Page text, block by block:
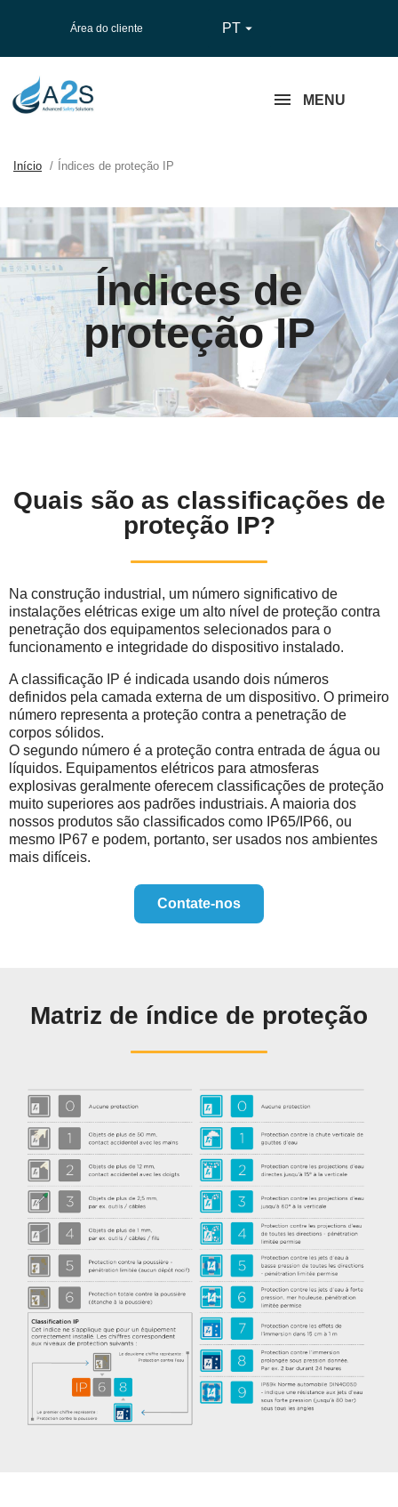
Área do cliente PT 
MENU
Início Índices de proteção IP
Índices de
proteção IP
Quais são as classificações de
proteção IP?
Na construção industrial, um número significativo de
instalações elétricas exige um alto nível de proteção contra
penetração dos equipamentos selecionados para o
funcionamento e integridade do dispositivo instalado.
A classificação IP é indicada usando dois números
definidos pela camada externa de um dispositivo. O primeiro
número representa a proteção contra a penetração de
corpos sólidos.
O segundo número é a proteção contra entrada de água ou
líquidos. Equipamentos elétricos para atmosferas
explosivas geralmente oferecem classificações de proteção
muito superiores aos padrões industriais. A maioria dos
nossos produtos são classificados como IP65/IP66, ou
mesmo IP67 e podem, portanto, ser usados nos ambientes
mais difíceis.
Contate-nos
Matriz de índice de proteção